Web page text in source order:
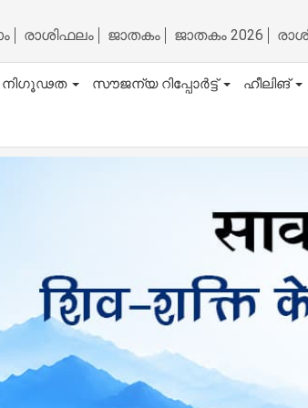
രാശിഫലം ജാതകം ജാതകം 2026
നിഗൂഢത സൗജന്യ റിപ്പോർട്ട് ഹീലിങ്